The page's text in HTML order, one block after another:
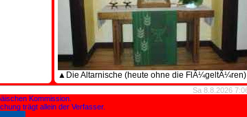
▲Die Altarnische (heute ohne die
Sa 8.8.2026
Kommission.
trägt allein der Verfasser.